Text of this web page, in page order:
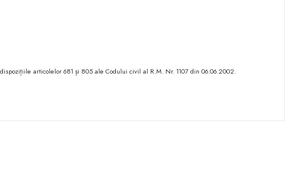
articolelor 681 și 805 ale Codului civil al R.M. Nr. 1107 din 06.06.2002.